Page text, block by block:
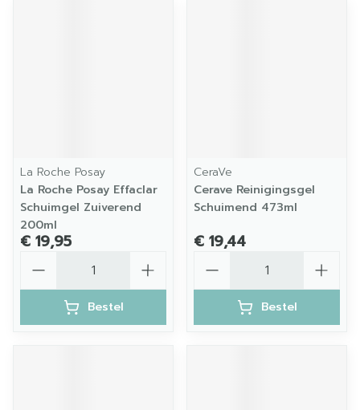
La Roche Posay
La Roche Posay Effaclar
Schuimgel Zuiverend
200ml
€ 19,95
Bestel
CeraVe
Cerave Reinigingsgel
Schuimend 473ml
€ 19,44
Bestel